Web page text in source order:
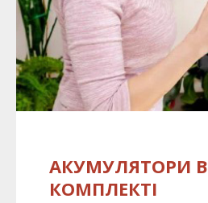
АКУМУЛЯТОРИ В
КОМПЛЕКТІ